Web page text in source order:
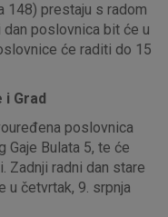
148) prestaju s radom
dan poslovnica bit će u
će raditi do 15
i Grad
poslovnica
Gaje Bulata 5, te će
Zadnji radni dan stare
u četvrtak, 9. srpnja